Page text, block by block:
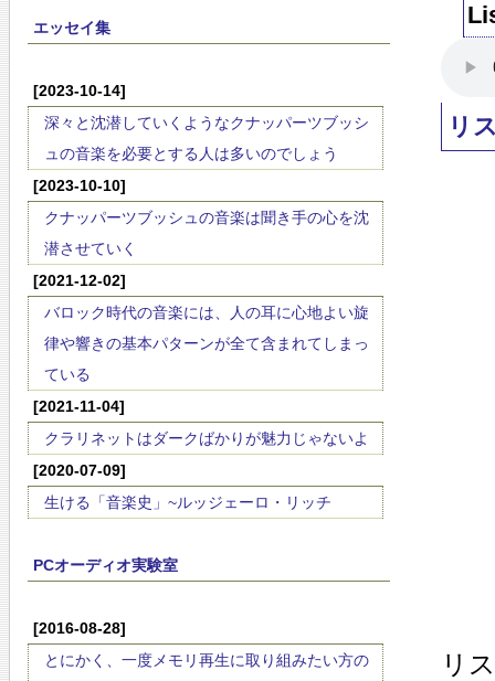
エッセイ集
[2023-10-14]
深々と沈潜していくようなクナッパーツブッシ
ュの音楽を必要とする人は多いのでしょう
[2023-10-10]
クナッパーツブッシュの音楽は聞き手の心を沈
潜させていく
[2021-12-02]
バロック時代の音楽には、人の耳に心地よい旋
律や響きの基本パターンが全て含まれてしまっ
ている
[2021-11-04]
クラリネットはダークばかりが魅力じゃないよ
[2020-07-09]
生ける「音楽史」~ルッジェーロ・リッチ
PCオーディオ実験室
[2016-08-28]
とにかく、一度メモリ再生に取り組みたい方の
リ
リ